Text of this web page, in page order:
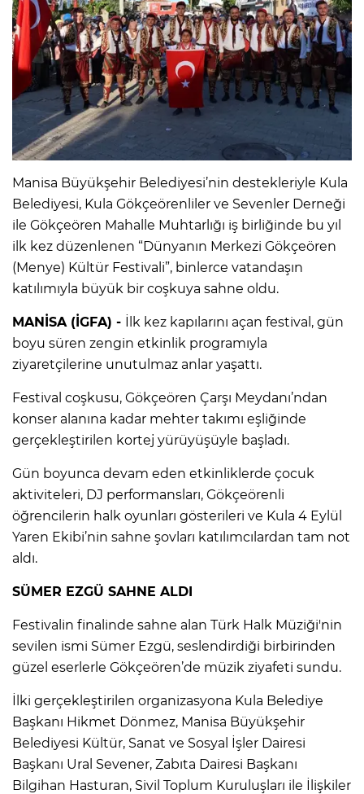
Manisa Büyükşehir Belediyesi’nin destekleriyle Kula
Belediyesi, Kula Gökçeörenliler ve Sevenler Derneği
ile Gökçeören Mahalle Muhtarlığı iş birliğinde bu yıl
ilk kez düzenlenen “Dünyanın Merkezi Gökçeören
(Menye) Kültür Festivali”, binlerce vatandaşın
katılımıyla büyük bir coşkuya sahne oldu.
MANİSA (İGFA) - İlk kez kapılarını açan festival, gün
boyu süren zengin etkinlik programıyla
ziyaretçilerine unutulmaz anlar yaşattı.
Festival coşkusu, Gökçeören Çarşı Meydanı’ndan
konser alanına kadar mehter takımı eşliğinde
gerçekleştirilen kortej yürüyüşüyle başladı.
Gün boyunca devam eden etkinliklerde çocuk
aktiviteleri, DJ performansları, Gökçeörenli
öğrencilerin halk oyunları gösterileri ve Kula 4 Eylül
Yaren Ekibi’nin sahne şovları katılımcılardan tam not
aldı.
SÜMER EZGÜ SAHNE ALDI
Festivalin finalinde sahne alan Türk Halk Müziği'nin
sevilen ismi Sümer Ezgü, seslendirdiği birbirinden
güzel eserlerle Gökçeören’de müzik ziyafeti sundu.
İlki gerçekleştirilen organizasyona Kula Belediye
Başkanı Hikmet Dönmez, Manisa Büyükşehir
Belediyesi Kültür, Sanat ve Sosyal İşler Dairesi
Başkanı Ural Sevener, Zabıta Dairesi Başkanı
Bilgihan Hasturan, Sivil Toplum Kuruluşları ile İlişkiler